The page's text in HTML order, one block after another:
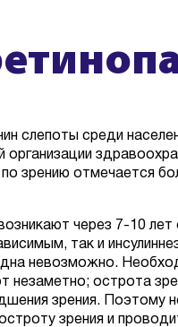
слепоты среди
по зрению отмечается
через 7-10 лет
так и
дна невозможно.
незаметно; острота
зрения.
зрения и